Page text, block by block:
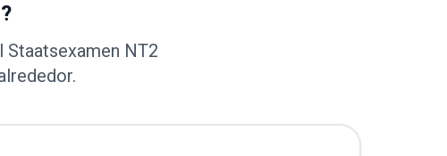
Staatsexamen NT2